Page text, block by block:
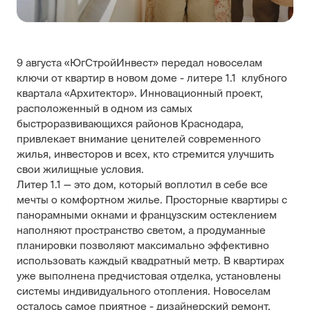
9 августа «ЮгСтройИнвест» передал новоселам
ключи от квартир в новом доме - литере 1.1 клубного
квартала «Архитектор». Инновационный проект,
расположенный в одном из самых
быстроразвивающихся районов Краснодара,
привлекает внимание ценителей современного
жилья, инвесторов и всех, кто стремится улучшить
свои жилищные условия.
Литер 1.1 — это дом, который воплотил в себе все
мечты о комфортном жилье. Просторные квартиры с
панорамными окнами и французским остеклением
наполняют пространство светом, а продуманные
планировки позволяют максимально эффективно
использовать каждый квадратный метр. В квартирах
уже выполнена предчистовая отделка, установлены
системы индивидуального отопления. Новоселам
осталось самое приятное - дизайнерский ремонт.